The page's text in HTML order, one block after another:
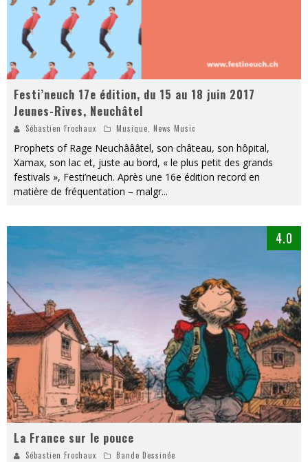
Festi’neuch 17e édition, du 15 au 18 juin 2017
Jeunes-Rives, Neuchâtel
Sébastien Frochaux Musique News Music
Prophets of Rage Neuchâââtel, son château, son hôpital,
Xamax, son lac et, juste au bord, « le plus petit des grands
festivals », Festi’neuch. Après une 16e édition record en
matière de fréquentation – malgr...
4.0
La France sur le pouce
Sébastien Frochaux Bande Dessinée